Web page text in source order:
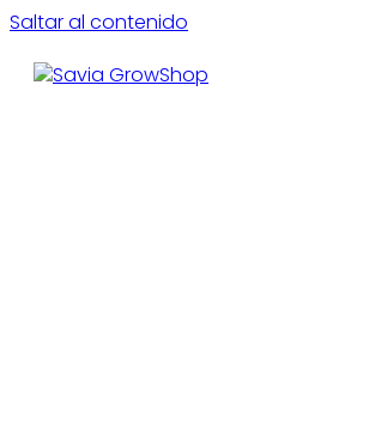
Saltar al contenido